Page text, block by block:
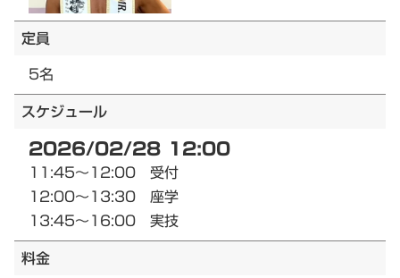
定員
5名
スケジュール
2026/02/28 12:00
11:45～12:00 受付
12:00～13:30 座学
13:45～16:00 実技
料金